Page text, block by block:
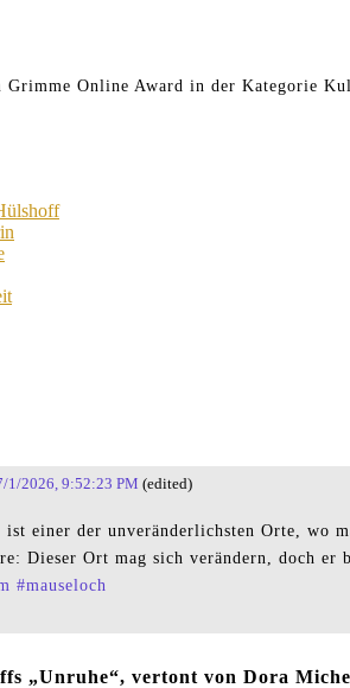
Grimme Online Award in der Kategorie
1/2026, 9:52:23 PM (edited)
ist einer der unveränderlichsten Orte, wo
Dieser Ort mag sich verändern, doch
#mauseloch
„Unruhe“, vertont von Dora